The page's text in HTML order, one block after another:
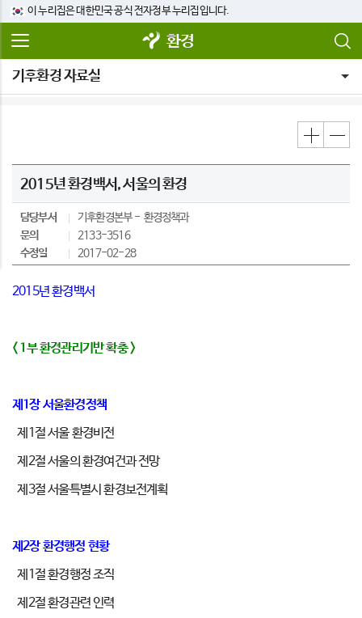
이 누리집은 대한민국 공식 전자정부 누리집입니다.
환경
기후환경 자료실
2015년 환경백서, 서울의 환경
담당부서 기후환경본부
환경정책과
문의
2133-3516
수정일
2017-02-28
2015년 환경백서
< 1부 환경관리기반 확충 >
제1장 서울환경정책
제1절 서울 환경비전
제2절 서울의 환경여건과 전망
제3절 서울특별시 환경보전계획
제2장 환경행정 현황
제1절 환경행정 조직
제2절 환경관련 인력